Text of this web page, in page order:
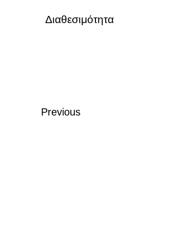
Διαθεσιμότητα
Previous